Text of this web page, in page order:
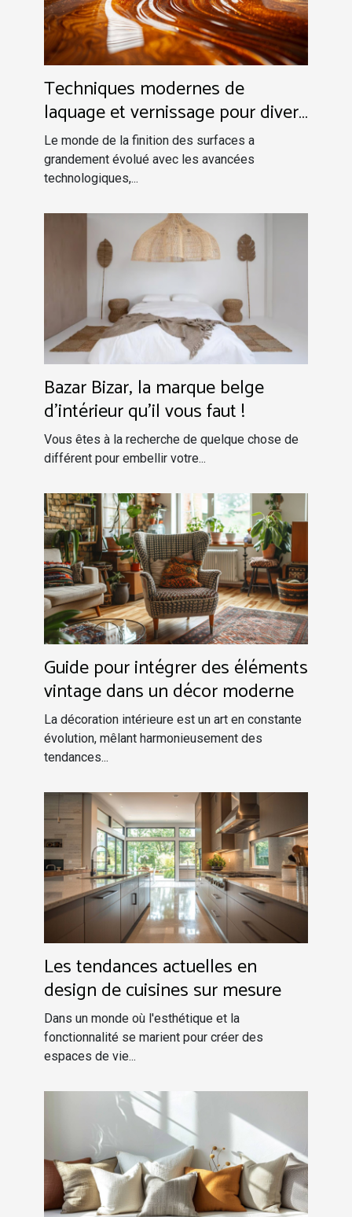
Techniques modernes de
laquage et vernissage pour divers
supports
Le monde de la finition des surfaces a
grandement évolué avec les avancées
technologiques,...
Bazar Bizar, la marque belge
d'intérieur qu'il vous faut !
Vous êtes à la recherche de quelque chose de
différent pour embellir votre...
Guide pour intégrer des éléments
vintage dans un décor moderne
La décoration intérieure est un art en constante
évolution, mêlant harmonieusement des
tendances...
Les tendances actuelles en
design de cuisines sur mesure
Dans un monde où l'esthétique et la
fonctionnalité se marient pour créer des
espaces de vie...